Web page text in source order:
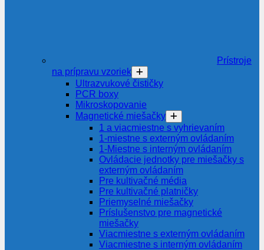
Prístroje
na prípravu vzoriek
Ultrazvukové čističky
PCR boxy
Mikroskopovanie
Magnetické miešačky
1 a viacmiestne s vyhrievaním
1-miestne s externým ovládaním
1-Miestne s interným ovládaním
Ovládacie jednotky pre miešačky s
externým ovládaním
Pre kultivačné média
Pre kultivačné platničky
Priemyselné miešačky
Príslušenstvo pre magnetické
miešačky
Viacmiestne s externým ovládaním
Viacmiestne s interným ovládaním